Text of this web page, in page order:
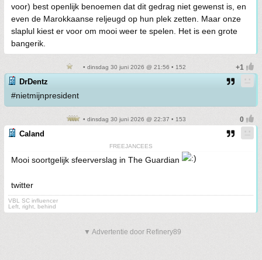
voor) best openlijk benoemen dat dit gedrag niet gewenst is, en
even de Marokkaanse reljeugd op hun plek zetten. Maar onze
slaplul kiest er voor om mooi weer te spelen. Het is een grote
bangerik.
• dinsdag 30 juni 2026 @ 21:56 • 152
DrDentz
#nietmijnpresident
• dinsdag 30 juni 2026 @ 22:37 • 153
Caland
FREEJANCEES
Mooi soortgelijk sfeerverslag in The Guardian
twitter
VBL SC influencer
Left, right, behind
▼ Advertentie door Refinery89